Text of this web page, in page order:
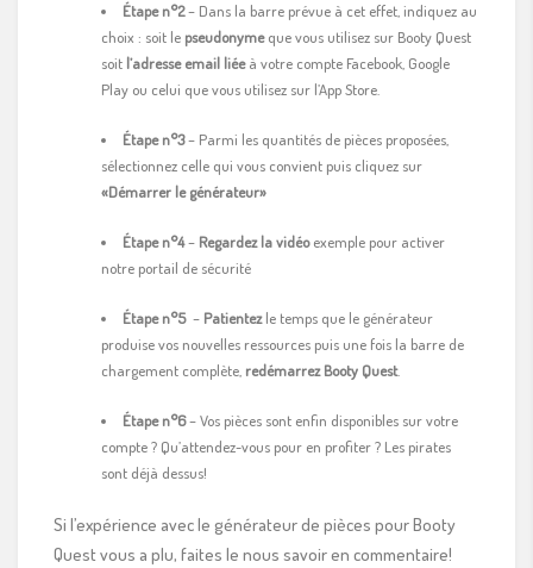
Étape n°2– Dans la barre prévue à cet effet, indiquez au
choix : soit le pseudonymeque vous utilisez sur Booty Quest
soit l’adresse email liéeà votre compte Facebook, Google
Play ou celui que vous utilisez sur l’App Store.
Étape n°3– Parmi les quantités de pièces proposées,
sélectionnez celle qui vous convient puis cliquez sur
«Démarrer le générateur»
Étape n°4– Regardez la vidéoexemple pour activer
notre portail de sécurité
Étape n°5– Patientezle temps que le générateur
produise vos nouvelles ressources puis une fois la barre de
chargement complète, redémarrez Booty Quest.
Étape n°6– Vos pièces sont enfin disponibles sur votre
compte ? Qu’attendez-vous pour en profiter ? Les pirates
sont déjà dessus!
Si l’expérience avec le générateur de pièces pour Booty
Quest vous a plu, faites le nous savoir en commentaire!